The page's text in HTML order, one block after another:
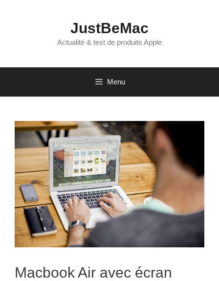
JustBeMac
Actualité & test de produits Apple
Menu
Macbook Air avec écran